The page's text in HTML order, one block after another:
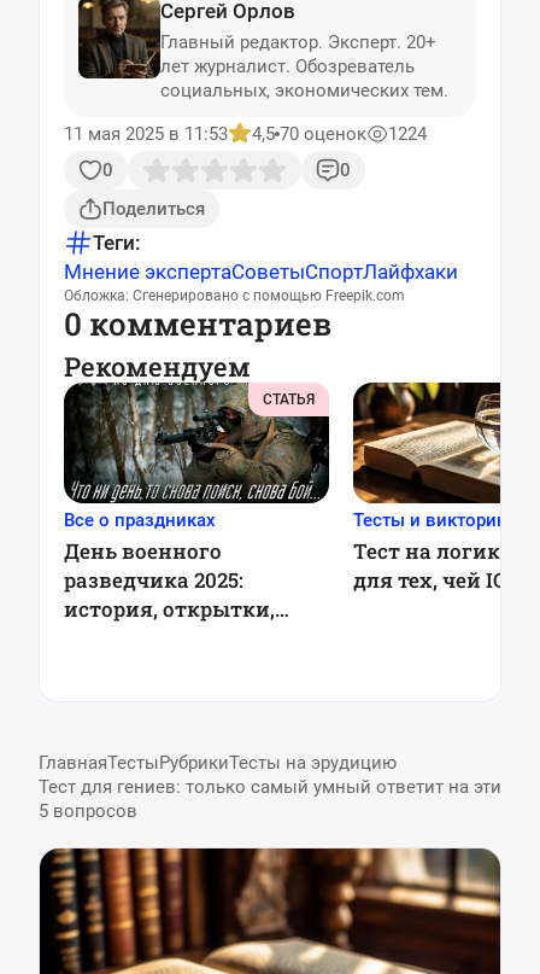
Сергей Орлов
Главный редактор. Эксперт. 20+
лет журналист. Обозреватель
социальных, экономических тем.
11 мая 2025 в 11:53
4,5 70 оценок
1224
0
0
Поделиться
Теги:
Мнение экспертаСоветыСпортЛайфхаки
Обложка: Сгенерировано с помощью Freepik.com
0 комментариев
Рекомендуем
СТАТЬЯ
Все о праздниках
День военного
разведчика 2025:
история, открытки,
Тесты и викторины
Тест на логику: 7
для тех, чей IQ
ГлавнаяТестыРубрикиТесты на эрудицию
Тест для гениев: только самый умный ответит на эти
5 вопросов